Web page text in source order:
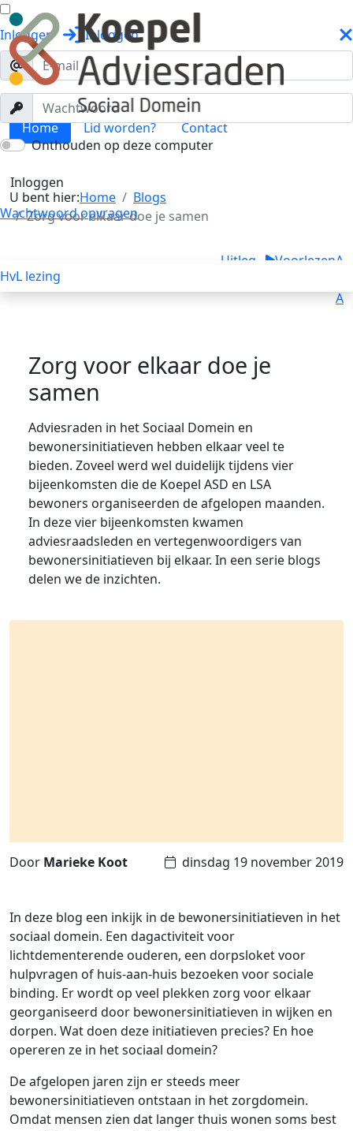
Inloggen Inloggen
Onthouden op deze computer
Inloggen
Wachtwoord opvragen
HvL lezing
Home Lid worden? Contact
U bent hier:Home
Blogs
Zorg voor elkaar doe je samen
Uitleg VoorlezenA
A
Zorg voor elkaar doe je
samen
Adviesraden in het Sociaal Domein en
bewonersinitiatieven hebben elkaar veel te
bieden. Zoveel werd wel duidelijk tijdens vier
bijeenkomsten die de Koepel ASD en LSA
bewoners organiseerden de afgelopen maanden.
In deze vier bijeenkomsten kwamen
adviesraadsleden en vertegenwoordigers van
bewonersinitiatieven bij elkaar. In een serie blogs
delen we de inzichten.
Door Marieke Koot dinsdag 19 november 2019
In deze blog een inkijk in de bewonersinitiatieven in het
sociaal domein. Een dagactiviteit voor
lichtdementerende ouderen, een dorpsloket voor
hulpvragen of huis-aan-huis bezoeken voor sociale
binding. Er wordt op veel plekken zorg voor elkaar
georganiseerd door bewonersinitiatieven in wijken en
dorpen. Wat doen deze initiatieven precies? En hoe
opereren ze in het sociaal domein?
De afgelopen jaren zijn er steeds meer
bewonersinitiatieven ontstaan in het zorgdomein.
Omdat mensen zien dat langer thuis wonen soms best